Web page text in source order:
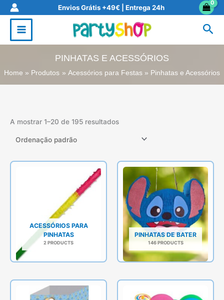
Skip
content
Envios Grátis +49€ | Entrega 24h
PINHATAS E ACESSÓRIOS
Home Produtos Acessórios para Festas Pinhatas e Acessórios
A mostrar 1–20 de 195 resultados
ACESSÓRIOS PARA
PINHATAS
2 PRODUCTS
PINHATAS DE BATER
146 PRODUCTS